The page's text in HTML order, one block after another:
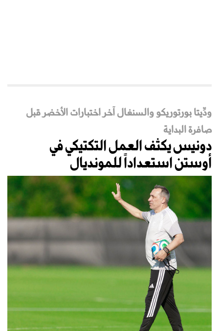
ودِّيتا بورتوريكو والسنغال آخر اختبارات الأخضر قبل
صافرة البداية
دونيس يكثف العمل التكتيكي في
أوستن استعداداً للمونديال